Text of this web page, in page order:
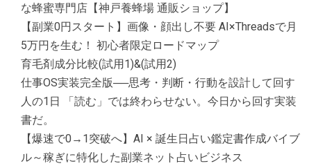
な蜂蜜専門店【神戸養蜂場 通販ショップ】
【副業0円スタート】画像・顔出し不要 AI×Threadsで月
5万円を生む！ 初心者限定ロードマップ
育毛剤成分比較(試用1)&(試用2)
仕事OS実装完全版──思考・判断・行動を設計して回す
人の1日 「読む」では終わらせない。今日から回す実装
書だ。
【爆速で0→1突破へ】AI × 誕生日占い鑑定書作成バイブ
ル～稼ぎに特化した副業ネット占いビジネス